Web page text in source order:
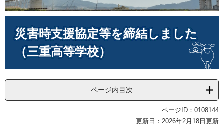
災害時支援協定等を締結しました
（三重高等学校）
ページ内目次
ページID：0108144
更新日：2026年2月18日更新